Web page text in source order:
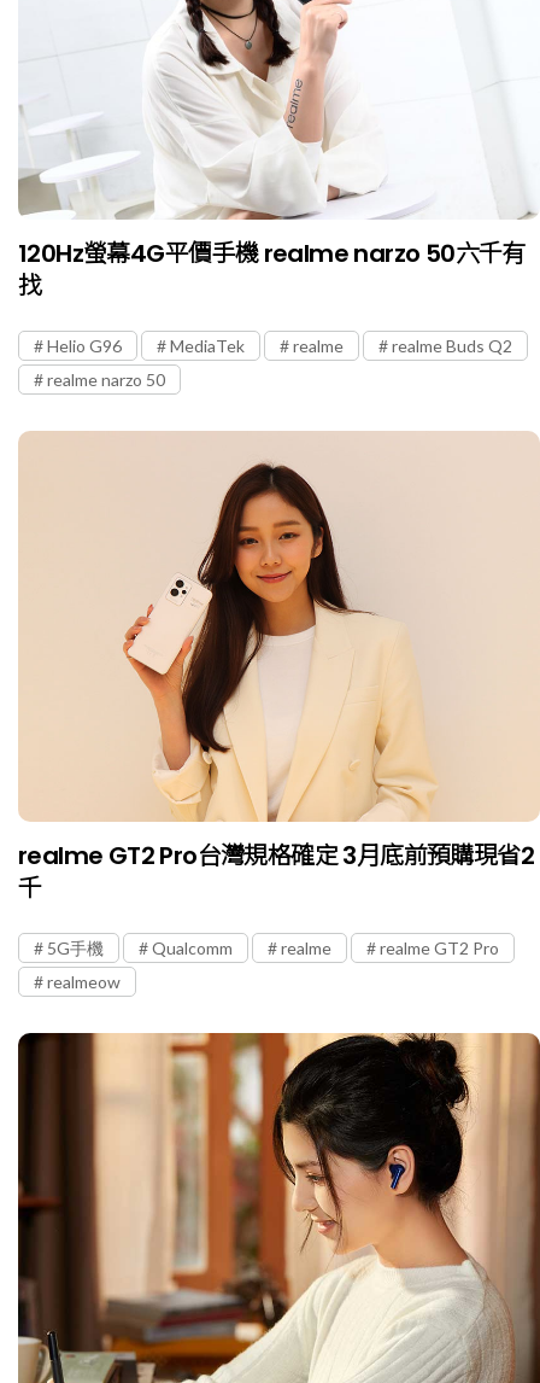
120Hz螢幕4G平價手機 realme narzo 50六千有
找
Helio G96 MediaTek realme
realme Buds Q2
realme narzo 50
realme GT2 Pro台灣規格確定 3月底前預購現省2
千
5G手機 Qualcomm realme
realme GT2 Pro
realmeow